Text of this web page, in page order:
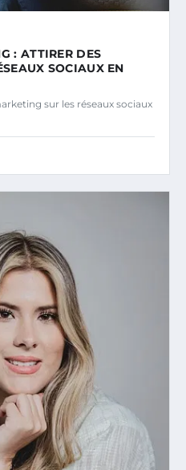
: ATTIRER DES
SOCIAUX EN
sur les réseaux sociaux